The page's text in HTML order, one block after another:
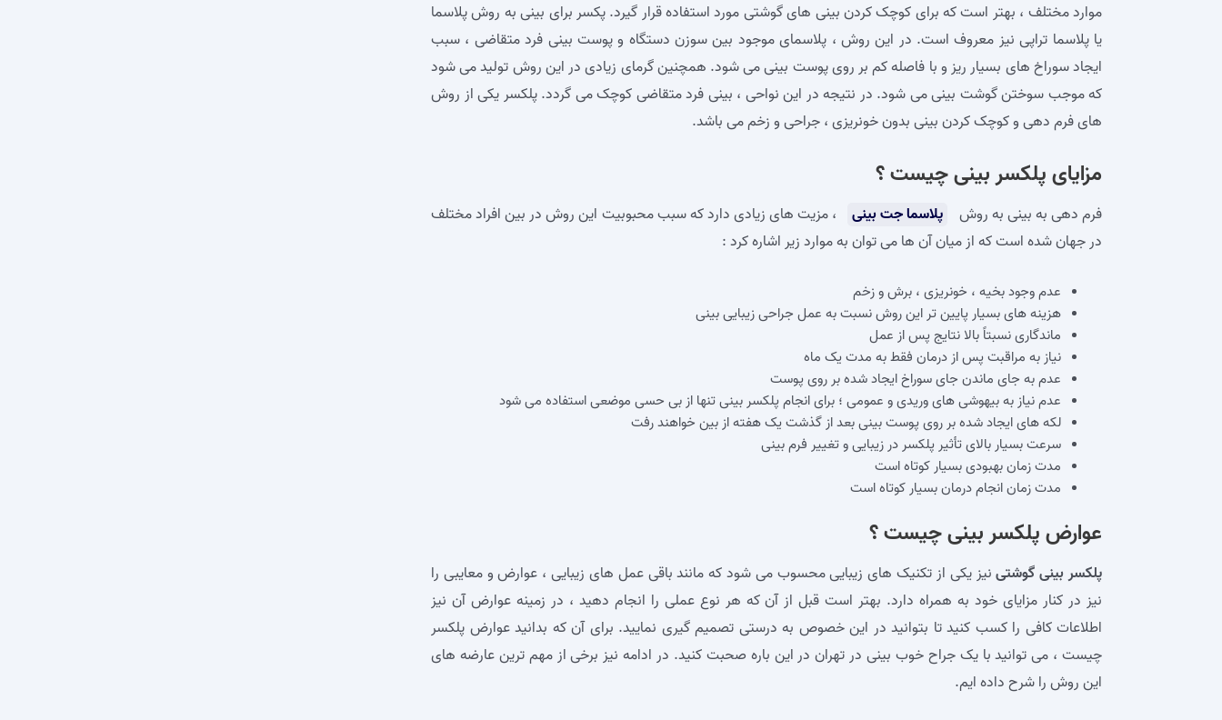
موارد مختلف ، بهتر است که برای کوچک کردن بینی‌ های گوشتی مورد استفاده قرار گیرد. پکسر برای بینی به روش پلاسما
یا پلاسما تراپی نیز معروف است. در این روش ، پلاسمای موجود بین سوزن دستگاه و پوست بینی فرد متقاضی ، سبب
ایجاد سوراخ‌ های بسیار ریز و با فاصله کم بر روی پوست بینی می‌ شود. همچنین گرمای زیادی در این روش تولید می‌ شود
که موجب سوختن گوشت بینی می‌ شود. در نتیجه در این نواحی ، بینی فرد متقاضی کوچک می‌ گردد. پلکسر یکی از روش‌
های فرم دهی و کوچک کردن بینی بدون خونریزی ، جراحی و زخم می‌ باشد.
مزایای پلکسر بینی چیست ؟
فرم دهی به بینی به روش پلاسما جت بینی
، مزیت‌ های زیادی دارد که سبب محبوبیت این روش در بین افراد مختلف
در جهان شده است که از میان آن‌ ها می‌ توان به موارد زیر اشاره کرد :
عدم وجود بخیه ، خونریزی ، برش و زخم
هزینه‌ های بسیار پایین‌ تر این روش نسبت به عمل جراحی زیبایی بینی
ماندگاری نسبتاً بالا نتایج پس از عمل
نیاز به مراقبت پس از درمان فقط به مدت یک ماه
عدم به جای ماندن جای سوراخ ایجاد شده بر روی پوست
عدم نیاز به بیهوشی‌ های وریدی و عمومی ؛ برای انجام پلکسر بینی تنها از بی حسی موضعی استفاده می‌ شود
لکه‌ های ایجاد شده بر روی پوست بینی بعد از گذشت یک هفته از بین خواهند رفت
سرعت بسیار بالای تأثیر پلکسر در زیبایی و تغییر فرم بینی
مدت زمان بهبودی بسیار کوتاه است
مدت زمان انجام درمان بسیار کوتاه است
عوارض پلکسر بینی چیست ؟
پلکسر بینی گوشتینیز یکی از تکنیک های زیبایی محسوب می‌ شود که مانند باقی عمل‌ های زیبایی ، عوارض و معایبی را
نیز در کنار مزایای خود به همراه دارد. بهتر است قبل از آن که هر نوع عملی را انجام دهید ، در زمینه عوارض آن نیز
اطلاعات کافی را کسب کنید تا بتوانید در این خصوص به درستی تصمیم گیری نمایید. برای آن که بدانید عوارض پلکسر
چیست ، می‌ توانید با یک جراح خوب بینی در تهران در این باره صحبت کنید. در ادامه نیز برخی از مهم‌ ترین عارضه های
این روش را شرح داده‌ ایم.